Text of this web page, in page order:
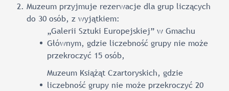
Muzeum przyjmuje rezerwacje dla grup liczących
do 30 osób, z wyjątkiem:
„Galerii Sztuki Europejskiej” w Gmachu
Głównym, gdzie liczebność grupy nie może
przekroczyć 15 osób,
Muzeum Książąt Czartoryskich, gdzie
liczebność grupy nie może przekroczyć 20